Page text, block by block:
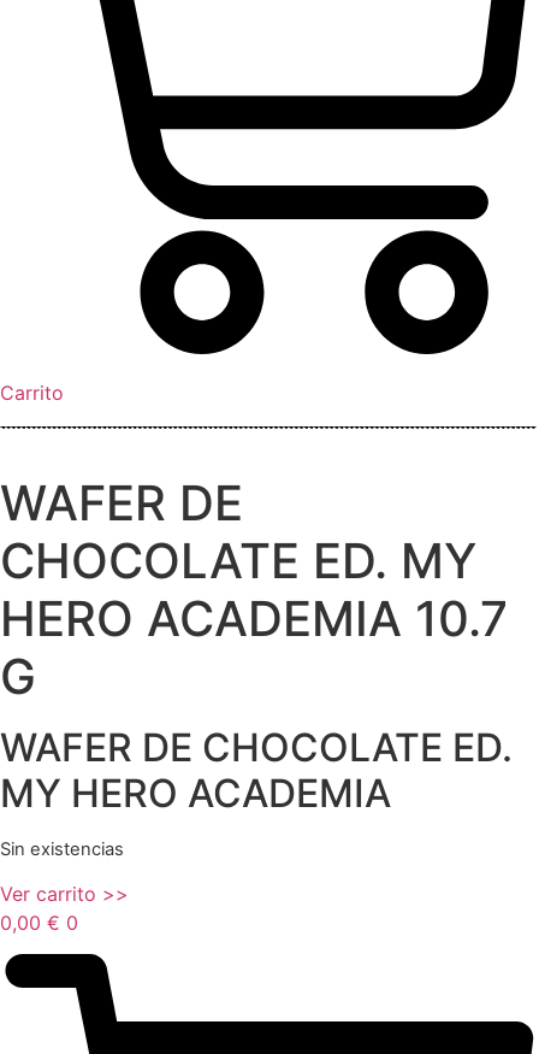
Carrito
WAFER DE
CHOCOLATE ED. MY
HERO ACADEMIA 10.7
G
WAFER DE CHOCOLATE ED.
MY HERO ACADEMIA
Sin existencias
Ver carrito >>
0,00 € 0